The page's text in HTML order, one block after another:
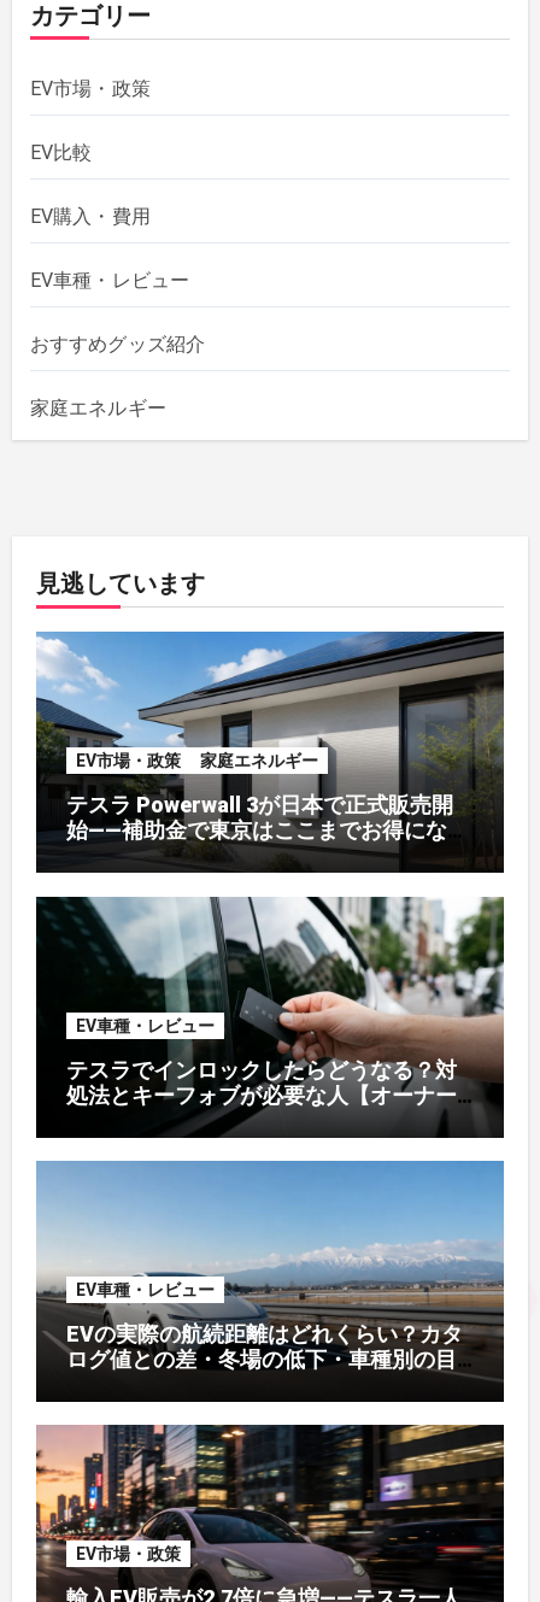
カテゴリー
EV市場・政策
EV比較
EV購入・費用
EV車種・レビュー
おすすめグッズ紹介
家庭エネルギー
見逃しています
EV市場・政策 家庭エネルギー
テスラ Powerwall 3が日本で正式販売開
始——補助金で東京はここまでお得になる
【2026年8月最新】
EV車種・レビュー
テスラでインロックしたらどうなる？対
処法とキーフォブが必要な人【オーナー
EV車種・レビュー
EVの実際の航続距離はどれくらい？カタ
ログ値との差・冬場の低下・車種別の目
EV市場・政策